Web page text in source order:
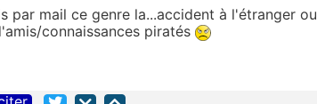
par mail ce genre la...accident à l'étranger ou
connaissances piratés